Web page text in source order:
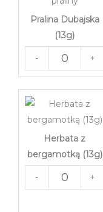
Pralina Dubajska
(13g)
- +
Herbata z
bergamotką (13g)
- +